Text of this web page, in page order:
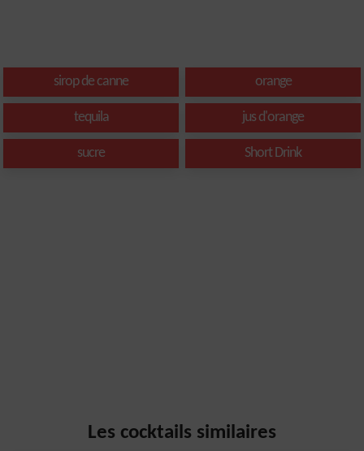
sirop de canne orange
tequila jus d'orange
sucre Short Drink
Les cocktails similaires